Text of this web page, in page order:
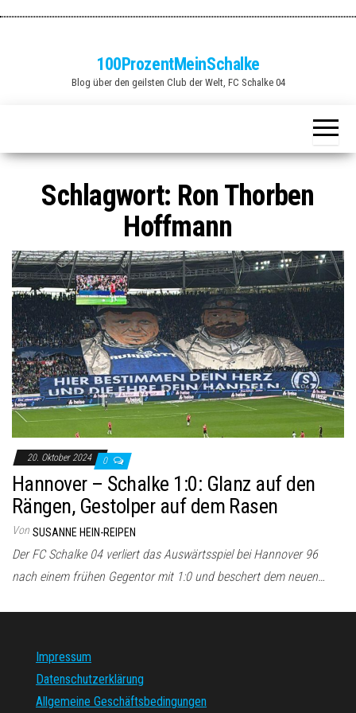
100ProzentMeinSchalke
Blog über den geilsten Club der Welt, FC Schalke 04
Schlagwort: Ron Thorben
Hoffmann
20. Oktober 2024 0
Hannover – Schalke 1:0: Glanz auf den
Rängen, Gestolper auf dem Rasen
Von SUSANNE HEIN-REIPEN
Der FC Schalke 04 verliert das Auswärtsspiel bei Hannover 96
nach einem frühen Gegentor mit 1:0 und beschert dem neuen…
Impressum
Datenschutzerklärung
Allgemeine Geschäftsbedingungen